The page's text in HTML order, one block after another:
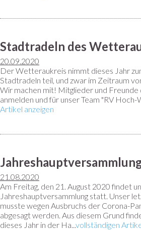
Stadtradeln des
20.09.2020
Der Wetteraukreis nimmt dieses Jahr
Stadtradeln teil, und zwar im Zeitraum
Wir machen mit! Mitglieder und Freunde
anmelden und für unser Team "RV Hoch-
Artikel anzeigen
21.08.2020
Am Freitag, den 21. August 2020 findet
Jahreshauptversammlung statt. Unser
musste wegen Ausbruchs der Corona-
abgesagt werden. Aus diesem Grund
dieses Jahr in der Ha...vollständigen